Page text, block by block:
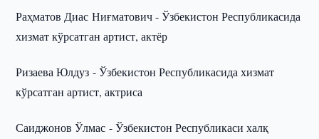
Раҳматов Диас Ниғматович - Ўзбекистон Республикасида
хизмат кўрсатган артист, актёр
Ризаева Юлдуз - Ўзбекистон Республикасида хизмат
кўрсатган артист, актриса
Саиджонов Ўлмас - Ўзбекистон Республикаси халқ